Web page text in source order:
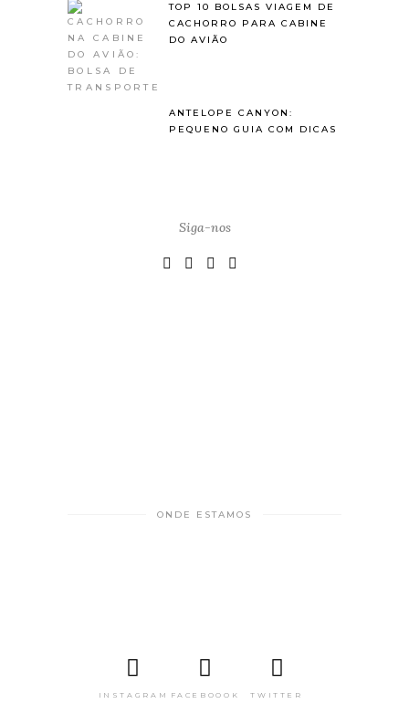
TOP 10 BOLSAS VIAGEM DE
CACHORRO PARA CABINE
DO AVIÃO
ANTELOPE CANYON:
PEQUENO GUIA COM DICAS
Siga-nos
ONDE ESTAMOS
INSTAGRAM FACEBOOOK TWITTER